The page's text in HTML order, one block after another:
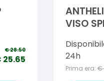
€28.50
25.65
VISO
24h
Prima era: €